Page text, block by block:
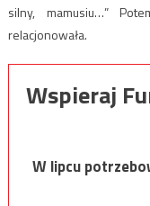
silny, mamusiu…”
relacjonowała.
Wspieraj
W lipcu